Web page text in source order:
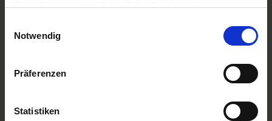
Einstellungen jetzt oder in Zukunft jederzeit anpassen.
Notwendig
Präferenzen
Statistiken
Sie und andere Beschneiderinnen bekamen Besuch von
kämpft seit 2013 in Somalia gegen FGM. Die
Mitarbeitenden erklärten den Frauen die medizinischen
Zusammenhänge von der grausamen Verstümmelung
und den lebenslangen Leiden der Betroffenen und
ihnen beruflich auf die Beine. Die Frauen waren ja jetzt